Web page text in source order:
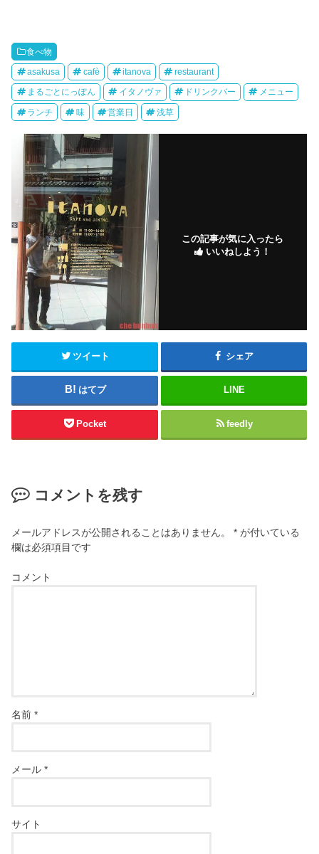
食べ物
asakusa cafè itanova restaurant
まるごとにっぽん イタノヴァ ドリンクバー メニュー
ランチ 味 営業日 浅草
この記事が気に入ったら
いいねしよう！
ツイート シェア
はてブ LINE
Pocket feedly
コメントを残す
メールアドレスが公開されることはありません。 * が付いている
欄は必須項目です
コメント
名前*
メール*
サイト